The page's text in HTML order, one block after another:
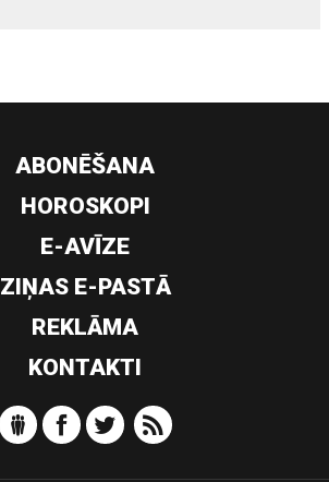
ABONĒŠANA
HOROSKOPI
E-AVĪZE
ZIŅAS E-PASTĀ
REKLĀMA
KONTAKTI